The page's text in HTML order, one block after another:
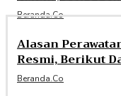
Beranda.co
Alasan
Resmi, Berikut
Beranda.co